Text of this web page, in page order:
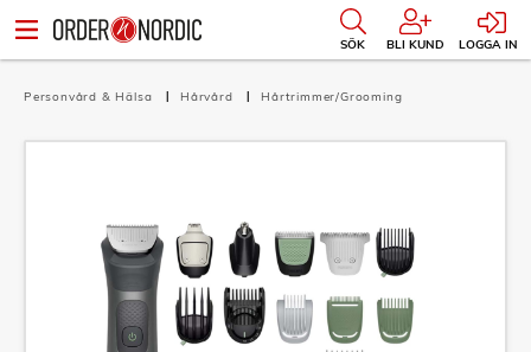
SÖK BLI KUND LOGGA IN
Personvård & Hälsa Hårvård Hårtrimmer/Grooming